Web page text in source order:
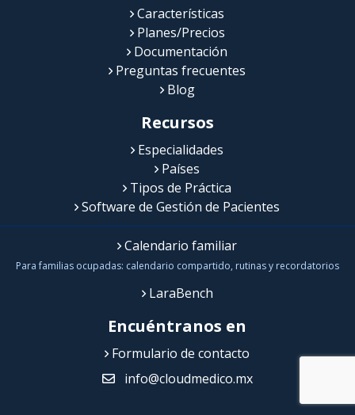
Características
Planes/Precios
Documentación
Preguntas frecuentes
Blog
Recursos
Especialidades
Países
Tipos de Práctica
Software de Gestión de Pacientes
Calendario familiar
Para familias ocupadas: calendario compartido, rutinas y recordatorios
LaraBench
Encuéntranos en
Formulario de contacto
info@cloudmedico.mx